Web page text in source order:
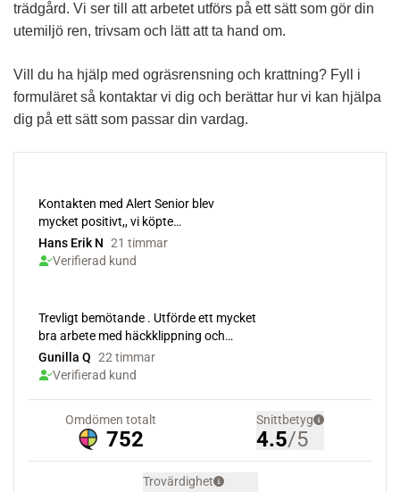
trädgård. Vi ser till att arbetet utförs på ett sätt som gör din
utemiljö ren, trivsam och lätt att ta hand om.
Vill du ha hjälp med ogräsrensning och krattning? Fyll i
formuläret så kontaktar vi dig och berättar hur vi kan hjälpa
dig på ett sätt som passar din vardag.